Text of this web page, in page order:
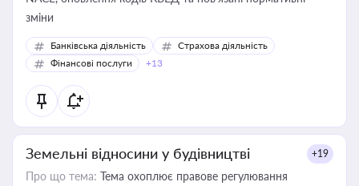
зміни
Банківська діяльність
Страхова діяльність
Фінансові послуги
+13
Земельні відносини у будівництві +19
Про що тема: Тема охоплює правове регулювання